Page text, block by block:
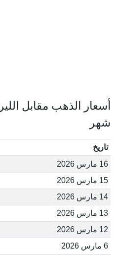
أسعار الذهب مقابل
شهر
تاريخ
16 مارس 2026
15 مارس 2026
14 مارس 2026
13 مارس 2026
12 مارس 2026
6 مارس 2026